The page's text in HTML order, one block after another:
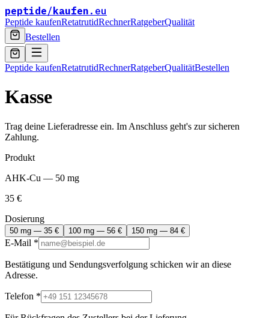
peptide/ kaufen .eu
Peptide kaufenRetatrutidRechnerRatgeberQualität
Bestellen
Peptide kaufenRetatrutidRechnerRatgeberQualitätBestellen
Kasse
Trag deine Lieferadresse ein. Im Anschluss geht's zur sicheren
Zahlung.
Produkt
AHK-Cu — 50 mg
35 €
Dosierung
50 mg — 35 € 100 mg — 56 € 150 mg — 84 €
E-Mail *
Bestätigung und Sendungsverfolgung schicken wir an diese
Adresse.
Telefon *